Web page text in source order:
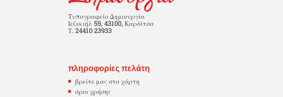
Τυπογραφείο Δημιουργία
Ιεζεκιήλ 55, 43100, Καρδίτσα
Τ. 24410 23933
πληροφορίες πελάτη
βρείτε μας στο χάρτη
όροι χρήσης